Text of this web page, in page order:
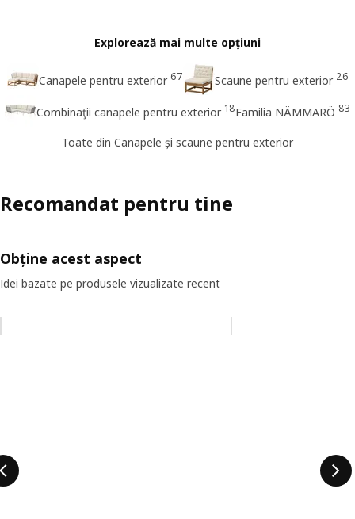
Explorează mai multe opțiuni
Canapele pentru exterior 67 Scaune pentru exterior 26
Combinaţii canapele pentru exterior 18Familia NÄMMARÖ 83
Toate din Canapele și scaune pentru exterior
Recomandat pentru tine
Obține acest aspect
Idei bazate pe produsele vizualizate recent